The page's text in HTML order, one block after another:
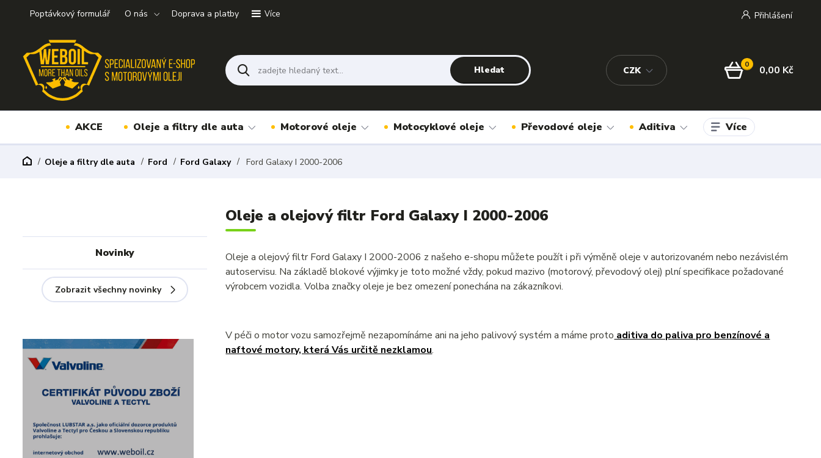
Poptávkový formulář O nás Doprava a platby Více
CZK
Přihlášení
Hledat 0 0,00 Kč
AKCE Oleje a filtry dle auta Motorové oleje Motocyklové oleje Převodové oleje Aditiva Více
Oleje a filtry dle auta Ford Ford Galaxy Ford Galaxy I 2000-2006
Oleje a olejový filtr Ford Galaxy I 2000-2006
Oleje a olejový filtr Ford Galaxy I 2000-2006 z našeho e-shopu můžete použít i při výměně oleje v autorizovaném nebo nezávislém
autoservisu. Na základě blokové výjimky je toto možné vždy, pokud mazivo (motorový, převodový olej) plní specifikace požadované
výrobcem vozidla. Volba značky oleje je bez omezení ponechána na zákazníkovi.
V péči o motor vozu samozřejmě nezapomínáme ani na jeho palivový systém a máme proto aditiva do paliva pro benzínové a
naftové motory, která Vás určitě nezklamou.
Novinky
Zobrazit všechny novinky